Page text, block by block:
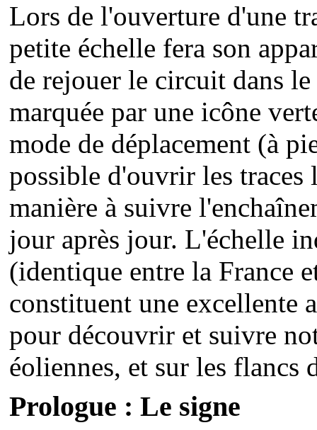
Lors de l'ouverture d'une
petite échelle fera son
de rejouer le circuit dans
marquée par une icône
mode de déplacement (à
possible d'ouvrir les traces
manière à suivre
jour après jour. L'échelle
(identique entre la France
constituent une excellente
pour découvrir et suivre
éoliennes, et sur les flancs
Prologue : Le signe